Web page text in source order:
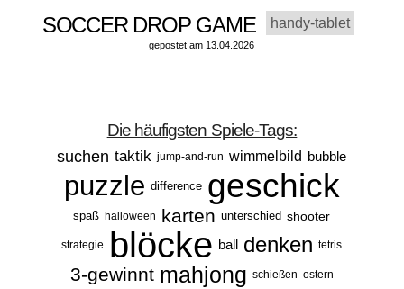
SOCCER DROP GAME handy-tablet
gepostet am 13.04.2026
Die häufigsten Spiele-Tags:
suchen taktik jump-and-run wimmelbild bubble
puzzle difference geschick
spaß halloween karten unterschied shooter
strategie blöcke ball denken tetris
3-gewinnt mahjong schießen ostern